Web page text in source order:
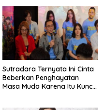
Sutradara Ternyata Ini Cinta
Beberkan Penghayatan
Masa Muda Karena Itu Kunci